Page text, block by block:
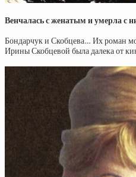
Венчалась с женатым и умерла с
Бондарчук и Скобцева… Их роман
Ирины Скобцевой была далека от